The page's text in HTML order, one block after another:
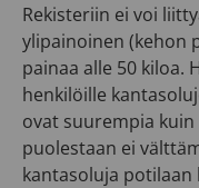
Rekisteriin ei voi
ylipainoinen (kehon
painaa alle 50 kiloa.
henkilöille
ovat suurempia
puolestaan ei
kantasoluja potilaan